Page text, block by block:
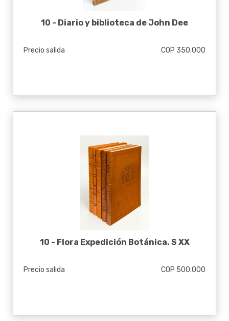
10 - Diario y biblioteca de John Dee
Precio salida COP 350.000
10 - Flora Expedición Botánica. S XX
Precio salida COP 500.000